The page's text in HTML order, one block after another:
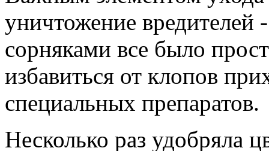
уничтожение вредителей
сорняками все было
избавиться от клопов
специальных препаратов.
Несколько раз удобряла